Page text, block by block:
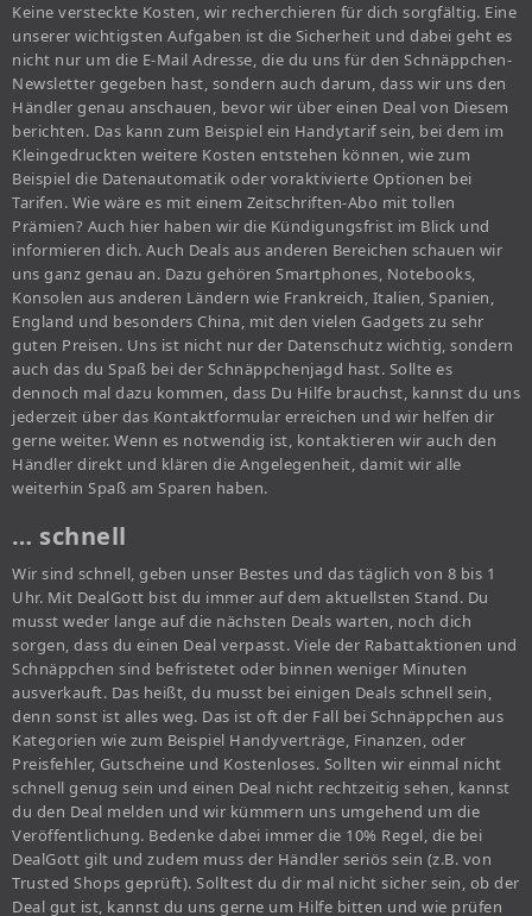
Keine versteckte Kosten, wir recherchieren für dich sorgfältig. Eine
unserer wichtigsten Aufgaben ist die Sicherheit und dabei geht es
nicht nur um die E-Mail Adresse, die du uns für den Schnäppchen-
Newsletter gegeben hast, sondern auch darum, dass wir uns den
Händler genau anschauen, bevor wir über einen Deal von Diesem
berichten. Das kann zum Beispiel ein Handytarif sein, bei dem im
Kleingedruckten weitere Kosten entstehen können, wie zum
Beispiel die Datenautomatik oder voraktivierte Optionen bei
Tarifen. Wie wäre es mit einem Zeitschriften-Abo mit tollen
Prämien? Auch hier haben wir die Kündigungsfrist im Blick und
informieren dich. Auch Deals aus anderen Bereichen schauen wir
uns ganz genau an. Dazu gehören Smartphones, Notebooks,
Konsolen aus anderen Ländern wie Frankreich, Italien, Spanien,
England und besonders China, mit den vielen Gadgets zu sehr
guten Preisen. Uns ist nicht nur der Datenschutz wichtig, sondern
auch das du Spaß bei der Schnäppchenjagd hast. Sollte es
dennoch mal dazu kommen, dass Du Hilfe brauchst, kannst du uns
jederzeit über das Kontaktformular erreichen und wir helfen dir
gerne weiter. Wenn es notwendig ist, kontaktieren wir auch den
Händler direkt und klären die Angelegenheit, damit wir alle
weiterhin Spaß am Sparen haben.
… schnell
Wir sind schnell, geben unser Bestes und das täglich von 8 bis 1
Uhr. Mit DealGott bist du immer auf dem aktuellsten Stand. Du
musst weder lange auf die nächsten Deals warten, noch dich
sorgen, dass du einen Deal verpasst. Viele der Rabattaktionen und
Schnäppchen sind befristetet oder binnen weniger Minuten
ausverkauft. Das heißt, du musst bei einigen Deals schnell sein,
denn sonst ist alles weg. Das ist oft der Fall bei Schnäppchen aus
Kategorien wie zum Beispiel Handyverträge, Finanzen, oder
Preisfehler, Gutscheine und Kostenloses. Sollten wir einmal nicht
schnell genug sein und einen Deal nicht rechtzeitig sehen, kannst
du den Deal melden und wir kümmern uns umgehend um die
Veröffentlichung. Bedenke dabei immer die 10% Regel, die bei
DealGott gilt und zudem muss der Händler seriös sein (z.B. von
Trusted Shops geprüft). Solltest du dir mal nicht sicher sein, ob der
Deal gut ist, kannst du uns gerne um Hilfe bitten und wie prüfen